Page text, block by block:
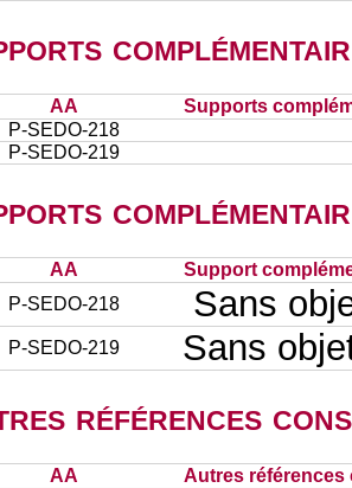
AA
Supports
P-SEDO-218
P-SEDO-219
AA
Support
P-SEDO-218
Sans
P-SEDO-219 Sans
références
AA Autres références